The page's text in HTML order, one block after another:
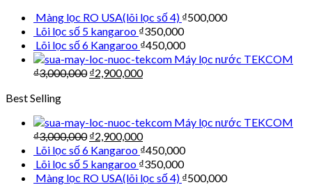
Màng lọc RO USA(lõi lọc số 4) ₫500,000
Lõi lọc số 5 kangaroo ₫350,000
Lõi lọc số 6 Kangaroo ₫450,000
Máy lọc nước TEKCOM
₫3,000,000 ₫2,900,000
Best Selling
Máy lọc nước TEKCOM
₫3,000,000 ₫2,900,000
Lõi lọc số 6 Kangaroo ₫450,000
Lõi lọc số 5 kangaroo ₫350,000
Màng lọc RO USA(lõi lọc số 4) ₫500,000